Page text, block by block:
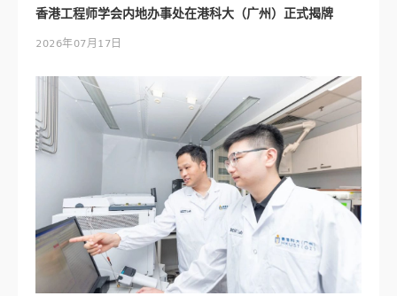
香港工程师学会内地办事处在港科大（广州）正式揭牌
2026年07月17日